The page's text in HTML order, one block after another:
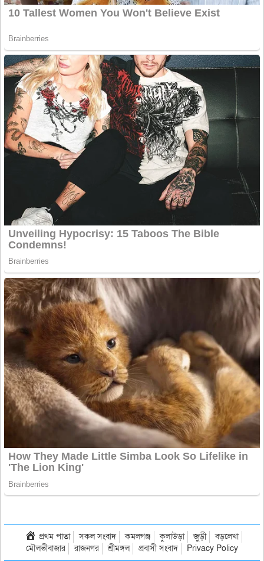
প্রথম পাতা সকল সংবাদ কমলগঞ্জ কুলাউড়া জুড়ী
বড়লেখা
মৌলভীবাজার
রাজনগর শ্রীমঙ্গল প্রবাসী সংবাদ Privacy Policy